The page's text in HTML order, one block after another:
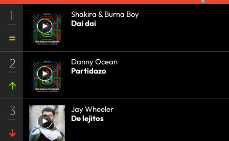
1
Shakira & Burna Boy
Dai dai
2
Danny Ocean
Partidazo
3
Jay Wheeler
De lejitos